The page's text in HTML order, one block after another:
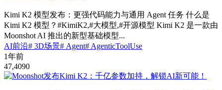
Kimi K2 模型发布：更强代码能力与通用 Agent 任务 什么是
Kimi K2 模型？#KimiK2,#大模型,#开源模型 Kimi K2 是一款由
Moonshot AI 推出的新型基础模型...
AI前沿# 3D场景# Agent# AgenticToolUse
1年前
47,4090